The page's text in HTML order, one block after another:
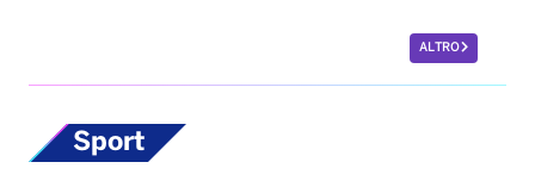
ALTRO
Sport